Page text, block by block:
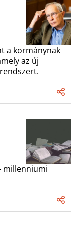
a kormánynak
az új
millenniumi